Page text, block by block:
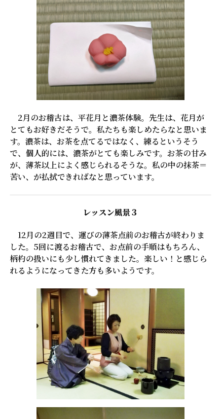
2月のお稽古は、平花月と濃茶体験。先生は、花月が
とてもお好きだそうで。私たちも楽しめたらなと思いま
す。濃茶は、お茶を点てるではなく、練るというそう
で、個人的には、濃茶がとても楽しみです。お茶の甘み
が、薄茶以上によく感じられるそうな。私の中の抹茶＝
苦い、が払拭できればなと思っています。
レッスン風景３
12月の2週目で、運びの薄茶点前のお稽古が終わりま
した。5回に渡るお稽古で、お点前の手順はもちろん、
柄杓の扱いにも少し慣れてきました。楽しい！と感じら
れるようになってきた方も多いようです。